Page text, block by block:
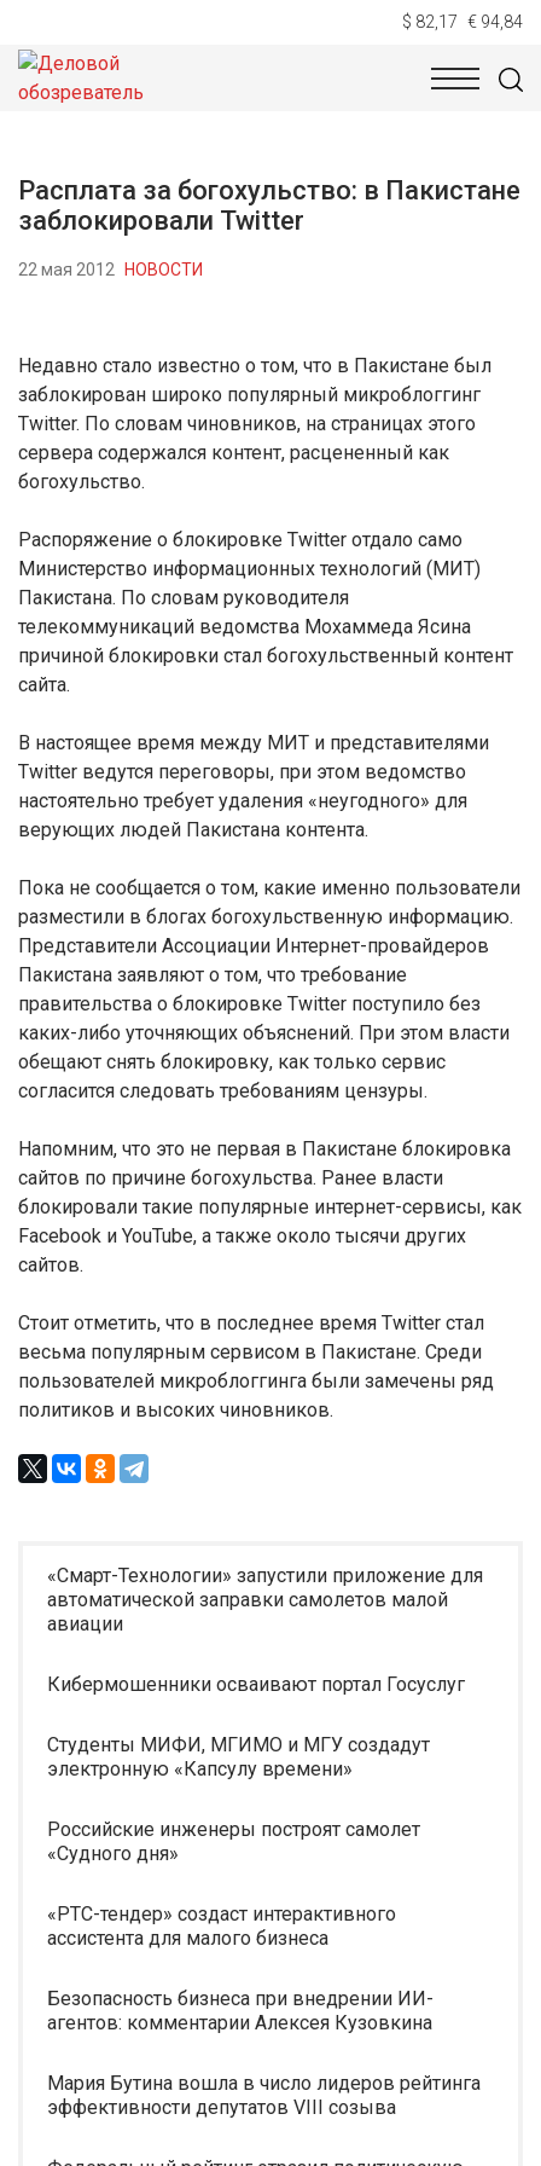
$ 82,17 € 94,84
НОВОСТИ
Расплата за богохульство: в Пакистане
заблокировали Twitter
22 мая 2012 НОВОСТИ
Недавно стало известно о том, что в Пакистане был
заблокирован широко популярный микроблоггинг
Twitter. По словам чиновников, на страницах этого
сервера содержался контент, расцененный как
богохульство.
Распоряжение о блокировке Twitter отдало само
Министерство информационных технологий (МИТ)
Пакистана. По словам руководителя
телекоммуникаций ведомства Мохаммеда Ясина
причиной блокировки стал богохульственный контент
сайта.
В настоящее время между МИТ и представителями
Twitter ведутся переговоры, при этом ведомство
настоятельно требует удаления «неугодного» для
верующих людей Пакистана контента.
Пока не сообщается о том, какие именно пользователи
разместили в блогах богохульственную информацию.
Представители Ассоциации Интернет-провайдеров
Пакистана заявляют о том, что требование
правительства о блокировке Twitter поступило без
каких-либо уточняющих объяснений. При этом власти
обещают снять блокировку, как только сервис
согласится следовать требованиям цензуры.
Напомним, что это не первая в Пакистане блокировка
сайтов по причине богохульства. Ранее власти
блокировали такие популярные интернет-сервисы, как
Facebook и YouTube, а также около тысячи других
сайтов.
Стоит отметить, что в последнее время Twitter стал
весьма популярным сервисом в Пакистане. Среди
пользователей микроблоггинга были замечены ряд
политиков и высоких чиновников.
«Смарт-Технологии» запустили приложение для
автоматической заправки самолетов малой
авиации
Кибермошенники осваивают портал Госуслуг
Студенты МИФИ, МГИМО и МГУ создадут
электронную «Капсулу времени»
Российские инженеры построят самолет
«Судного дня»
«РТС-тендер» создаст интерактивного
ассистента для малого бизнеса
Безопасность бизнеса при внедрении ИИ-
агентов: комментарии Алексея Кузовкина
Мария Бутина вошла в число лидеров рейтинга
эффективности депутатов VIII созыва